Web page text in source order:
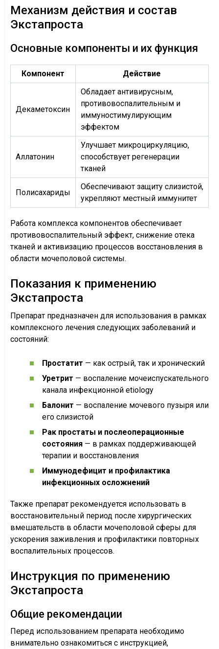
Механизм действия и состав
Экстапроста
Основные компоненты и их функция
Компонент Действие
Декаметоксин
Обладает антивирусным,
противовоспалительным и
иммуностимулирующим
эффектом
Аллатонин
Улучшает микроциркуляцию,
способствует регенерации
тканей
Полисахариды
Обеспечивают защиту слизистой,
укрепляют местный иммунитет
Работа комплекса компонентов обеспечивает
противовоспалительный эффект, снижение отека
тканей и активизацию процессов восстановления в
области мочеполовой системы.
Показания к применению
Экстапроста
Препарат предназначен для использования в рамках
комплексного лечения следующих заболеваний и
состояний:
Простатит — как острый, так и хронический
Уретрит — воспаление мочеиспускательного
канала инфекционной etiology
Балонит — воспаление мочевого пузыря или
его слизистой
Рак простаты и послеоперационные
состояния— в рамках поддерживающей
терапии и восстановления
Иммунодефицит и профилактика
инфекционных осложнений
Также препарат рекомендуется использовать в
восстановительный период после хирургических
вмешательств в области мочеполовой сферы для
ускорения заживления и профилактики повторных
воспалительных процессов.
Инструкция по применению
Экстапроста
Общие рекомендации
Перед использованием препарата необходимо
внимательно ознакомиться с инструкцией,